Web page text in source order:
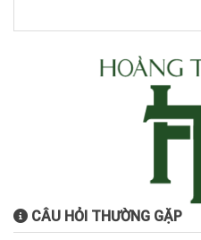
1.500.000₫.
CÂU HỎI THƯỜNG GẶP